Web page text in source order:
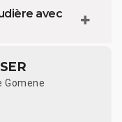
avec
Gomene